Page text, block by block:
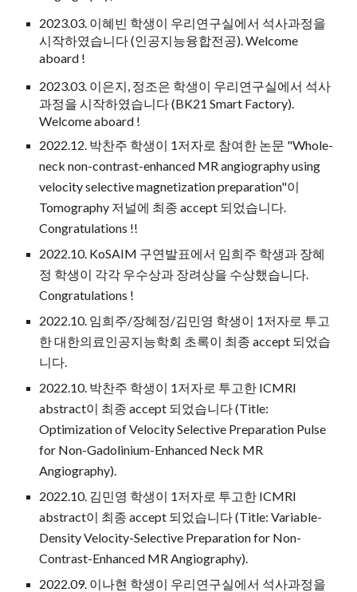
2023.03. 이혜빈 학생이 우리연구실에서 석사과정을
시작하였습니다 (인공지능융합전공). Welcome
aboard !
2023.03. 이은지, 정조은 학생이 우리연구실에서 석사
과정을 시작하였습니다 (BK21 Smart Factory).
Welcome aboard !
2022.12. 박찬주 학생이 1저자로 참여한 논문 "Whole-
neck non-contrast-enhanced MR angiography using
velocity selective magnetization preparation"이
Tomography 저널에 최종 accept 되었습니다.
Congratulations !!
2022.10. KoSAIM 구연발표에서 임희주 학생과 장혜
정 학생이 각각 우수상과 장려상을 수상했습니다.
Congratulations !
2022.10. 임희주/장혜정/김민영 학생이 1저자로 투고
한 대한의료인공지능학회 초록이 최종 accept 되었습
니다.
2022.10. 박찬주 학생이 1저자로 투고한 ICMRI
abstract이 최종 accept 되었습니다 (Title:
Optimization of Velocity Selective Preparation Pulse
for Non-Gadolinium-Enhanced Neck MR
Angiography).
2022.10. 김민영 학생이 1저자로 투고한 ICMRI
abstract이 최종 accept 되었습니다 (Title: Variable-
Density Velocity-Selective Preparation for Non-
Contrast-Enhanced MR Angiography).
2022.09. 이나현 학생이 우리연구실에서 석사과정을